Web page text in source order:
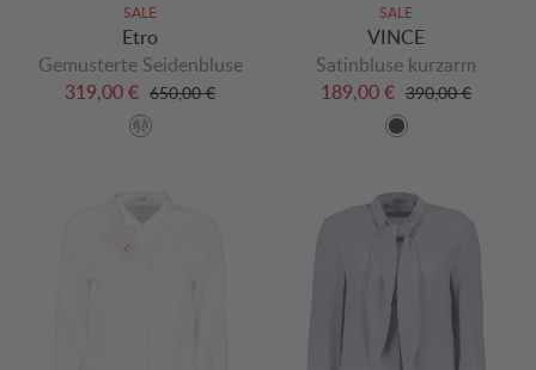
SALE
Etro
Gemusterte Seidenbluse
319,00 € 650,00 €
SALE
VINCE
Satinbluse kurzarm
189,00 € 390,00 €